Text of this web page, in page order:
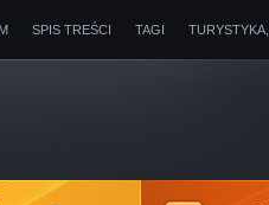
SPIS TREŚCI TAGI